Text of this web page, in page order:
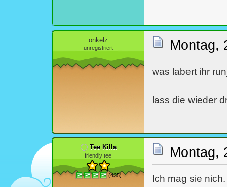
onkelz
unregistriert Montag,
was labert ihr
lass die wieder
Tee Killa
friendly tee
(435)
Montag,
Ich mag sie